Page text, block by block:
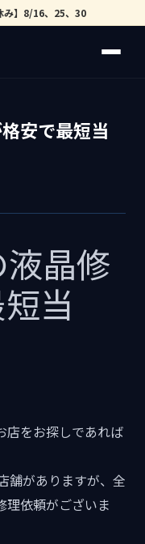
み】8/16、25、30
安で最短当
晶修
当
店をお探しであれば
舗がありますが、全
理依頼がございま